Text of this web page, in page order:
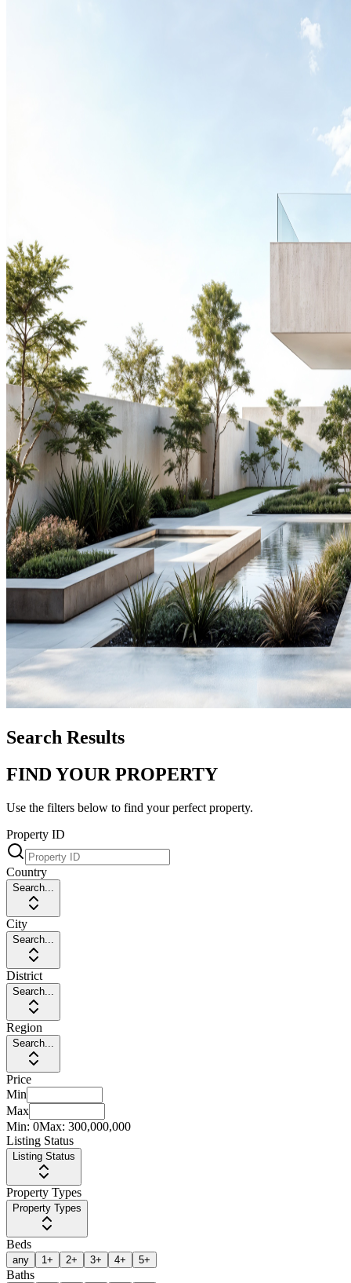
Search Results
FIND YOUR PROPERTY
Use the filters below to find your perfect property.
Property ID
Country
Search...
City
Search...
District
Search...
Region
Search...
Price
Min
Max
Min: 0Max: 300,000,000
Listing Status
Listing Status
Property Types
Property Types
Beds
any 1+ 2+ 3+ 4+ 5+
Baths